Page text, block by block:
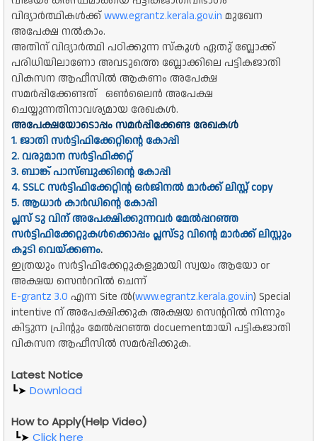
വിദ്യാർത്ഥികൾക്ക്www.egrantz.kerala.gov.in മുഖേന
അപേക്ഷ നൽകാം.
അതിന് വിദ്യാർത്ഥി പഠിക്കുന്ന സ്കൂൾ ഏതു് ബ്ലോക്ക്
പരിധിയിലാണോ അവടുത്തെ ബ്ലോക്കിലെ പട്ടികജാതി
വികസന ആഫീസിൽ ആകണം അപേക്ഷ
സമർപ്പിക്കേണ്ടത് ഒൺലൈൻ അപേക്ഷ
ചെയ്യുന്നതിനാവശ്യമായ രേഖകൾ.
അപേക്ഷയോടൊപ്പം സമർപ്പിക്കേണ്ട രേഖകൾ
1. ജാതി സർട്ടിഫിക്കേറ്റിൻ്റെ കോപ്പി
2.വരുമാന സർട്ടിഫിക്കറ്റ്
3. ബാങ്ക് പാസ്ബുക്കിൻ്റെ കോപ്പി
4. SSLC സർട്ടിഫിക്കേറ്റിൻ്റ ഒർജിനൽ മാർക്ക് ലിസ്റ്റ് copy
5.ആധാർ കാർഡിൻ്റെ കോപ്പി
പ്ലസ് ടു വിന് അപേക്ഷിക്കുന്നവർ മേൽപ്പറഞ്ഞ
സർട്ടിഫിക്കേറ്റുകൾക്കൊപ്പം പ്ലസ്ടു വിൻ്റെ മാർക്ക് ലിസ്റ്റും
കൂടി വെയ്ക്കണം.
ഇത്രയും സർട്ടിഫിക്കേറ്റുകളുമായി സ്വയം ആയോ or
അക്ഷയ സെൻററിൽ ചെന്ന്
E-grantz 3.0 എന്ന Site ൽ(www.egrantz.kerala.gov.in) Special
intentive ന് അപേക്ഷിക്കുക അക്ഷയ സെൻ്ററിൽ നിന്നും
കിട്ടുന്ന പ്രിൻ്റും മേൽപ്പറഞ്ഞ docuementമായി പട്ടികജാതി
വികസന ആഫീസിൽ സമർപ്പിക്കുക.
Latest Notice
┗➤ Download
How to Apply(Help Video)
┗➤ Click here